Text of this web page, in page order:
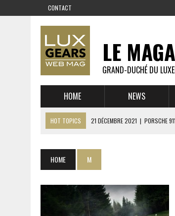
CONTACT
LE
GRAND-DUCHÉ DU
HOME NEWS
HOT TOPICS 21 DÉCEMBRE 2021 | PORSCHE
1 JUIN 2021 | GROUPE 3 : ALPINE A110 1600 S VS
6 AVRIL 2021 | DE L’HUILE SUR LA PISTE – ART
22 OCTOBRE 2020
EXPO MAZDA 100 ANS –
HOME M